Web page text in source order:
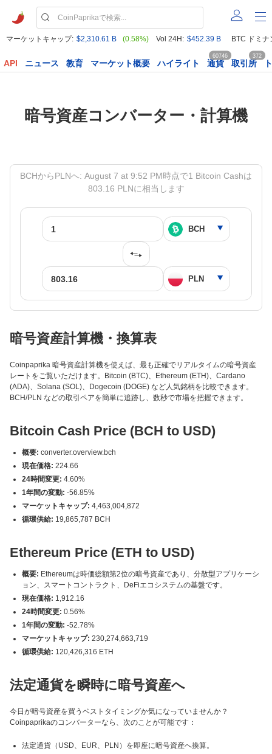
マーケットキャップ: $2,310.61 B (0.58%) Vol 24H: $452.39 B BTC ドミナ
API ニュース 教育 マーケット概要 ハイライト 通貨
60746
取引所
372
暗号資産コンバーター・計算機
BCHからPLNへ: August 7 at 9:52 PM時点で1 Bitcoin Cashは
803.16 PLNに相当します
暗号資産計算機・換算表
Coinpaprika 暗号資産計算機を使えば、最も正確でリアルタイムの暗号資産
レートをご覧いただけます。Bitcoin (BTC)、Ethereum (ETH)、Cardano
(ADA)、Solana (SOL)、Dogecoin (DOGE) など人気銘柄を比較できます。
BCH/PLN などの取引ペアを簡単に追跡し、数秒で市場を把握できます。
Bitcoin Cash Price (BCH to USD)
概要: converter.overview.bch
現在価格: 224.66
24時間変更: 4.60%
1年間の変動: -56.85%
マーケットキャップ: 4,463,004,872
循環供給: 19,865,787 BCH
Ethereum Price (ETH to USD)
概要: Ethereumは時価総額第2位の暗号資産であり、分散型アプリケーシ
ョン、スマートコントラクト、DeFiエコシステムの基盤です。
現在価格: 1,912.16
24時間変更: 0.56%
1年間の変動: -52.78%
マーケットキャップ: 230,274,663,719
循環供給: 120,426,316 ETH
法定通貨を瞬時に暗号資産へ
今日が暗号資産を買うベストタイミングか気になっていませんか？
Coinpaprikaのコンバーターなら、次のことが可能です：
法定通貨（USD、EUR、PLN）を即座に暗号資産へ換算。